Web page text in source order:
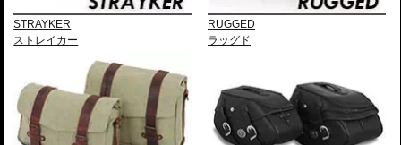
STRAYKER
ストレイカー
RUGGED
ラッグド